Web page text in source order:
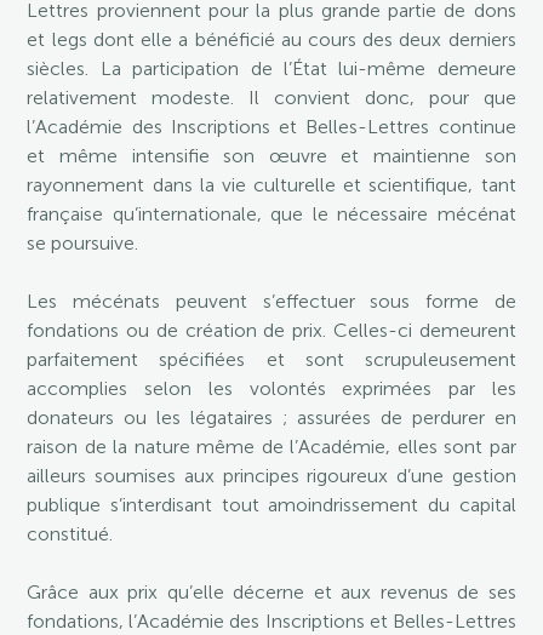
Lettres proviennent pour la plus grande partie de dons
et legs dont elle a bénéficié au cours des deux derniers
siècles. La participation de l’État lui-même demeure
relativement modeste. Il convient donc, pour que
l’Académie des Inscriptions et Belles-Lettres continue
et même intensifie son œuvre et maintienne son
rayonnement dans la vie culturelle et scientifique, tant
française qu’internationale, que le nécessaire mécénat
se poursuive.
Les mécénats peuvent s’effectuer sous forme de
fondations ou de création de prix. Celles-ci demeurent
parfaitement spécifiées et sont scrupuleusement
accomplies selon les volontés exprimées par les
donateurs ou les légataires ; assurées de perdurer en
raison de la nature même de l’Académie, elles sont par
ailleurs soumises aux principes rigoureux d’une gestion
publique s’interdisant tout amoindrissement du capital
constitué.
Grâce aux prix qu’elle décerne et aux revenus de ses
fondations, l’Académie des Inscriptions et Belles-Lettres